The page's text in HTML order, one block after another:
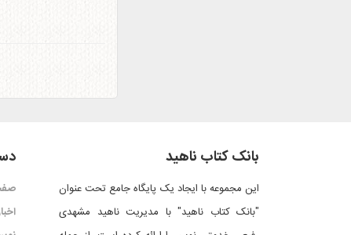
بانک کتاب ناهید
این مجموعه با ایجاد یک پایگاه جامع تحت عنوان
"بانک کتاب ناهید" با مدیریت ناهید مشهدی